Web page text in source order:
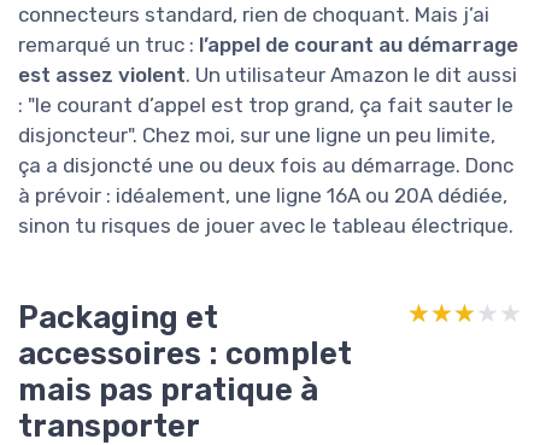
connecteurs standard, rien de choquant. Mais j’ai
remarqué un truc : l’appel de courant au démarrage
est assez violent. Un utilisateur Amazon le dit aussi
: "le courant d’appel est trop grand, ça fait sauter le
disjoncteur". Chez moi, sur une ligne un peu limite,
ça a disjoncté une ou deux fois au démarrage. Donc
à prévoir : idéalement, une ligne 16A ou 20A dédiée,
sinon tu risques de jouer avec le tableau électrique.
Packaging et
accessoires : complet
mais pas pratique à
transporter
★★★★★
★★★★★